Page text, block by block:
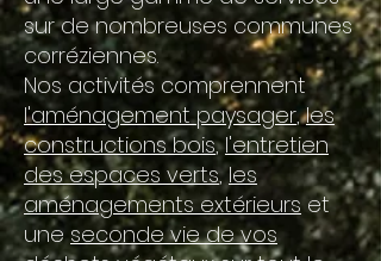
sur de nombreuses communes
corréziennes.
Nos activités comprennent
l'aménagement paysager,les
constructions bois,l'entretien
des espaces verts,les
aménagements extérieurset
uneseconde vie de vos